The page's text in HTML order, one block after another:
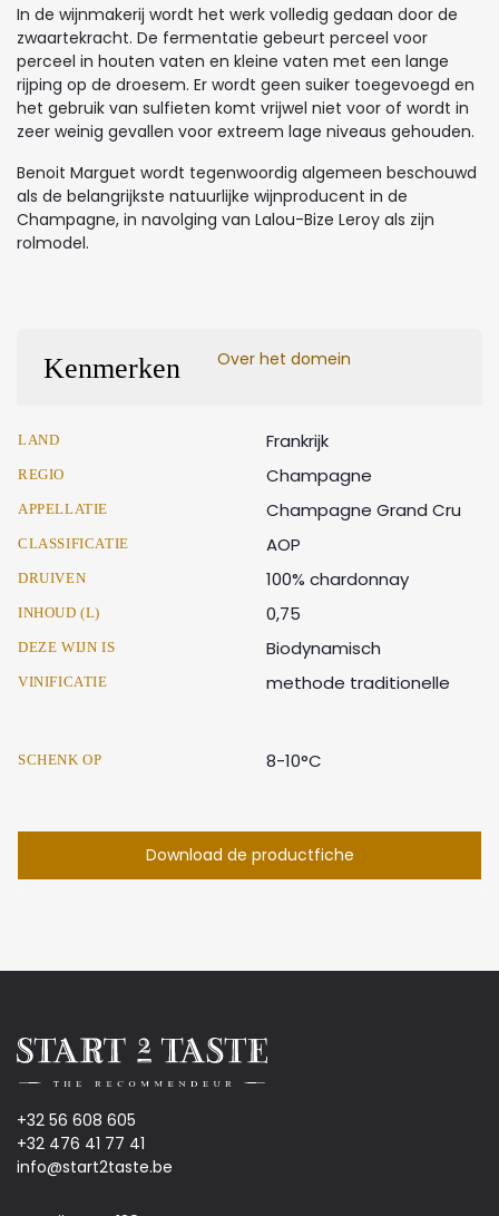
In de wijnmakerij wordt het werk volledig gedaan door de
zwaartekracht. De fermentatie gebeurt perceel voor
perceel in houten vaten en kleine vaten met een lange
rijping op de droesem. Er wordt geen suiker toegevoegd en
het gebruik van sulfieten komt vrijwel niet voor of wordt in
zeer weinig gevallen voor extreem lage niveaus gehouden.
Benoit Marguet wordt tegenwoordig algemeen beschouwd
als de belangrijkste natuurlijke wijnproducent in de
Champagne, in navolging van Lalou-Bize Leroy als zijn
rolmodel.
Kenmerken Over het domein
LAND Frankrijk
REGIO Champagne
APPELLATIE Champagne Grand Cru
CLASSIFICATIE AOP
DRUIVEN 100% chardonnay
INHOUD (L) 0,75
DEZE WIJN IS Biodynamisch
VINIFICATIE methode traditionelle
SCHENK OP 8-10°C
Download de productfiche
+32 56 608 605
+32 476 41 77 41
info@start2taste.be